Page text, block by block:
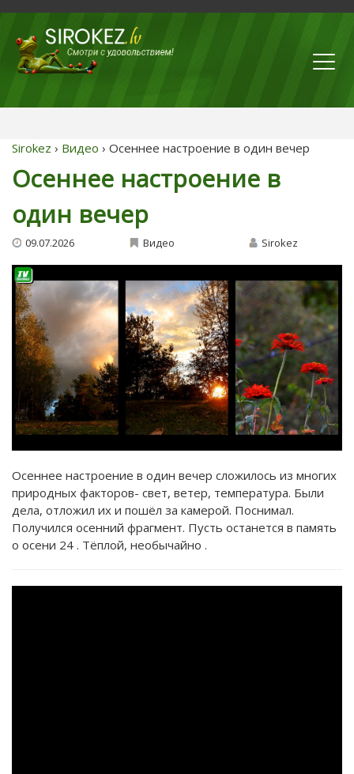
Sirokez › Видео › Осеннее настроение в один вечер
Осеннее настроение в
один вечер
09.07.2026 Видео Sirokez
Осеннее настроение в один вечер сложилось из многих
природных факторов- свет, ветер, температура. Были
дела, отложил их и пошёл за камерой. Поснимал.
Получился осенний фрагмент. Пусть останется в память
о осени 24 . Тёплой, необычайно .